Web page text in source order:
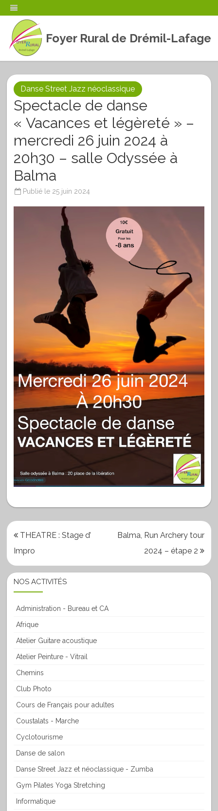
Foyer Rural de Drémil-Lafage
Skip
content
Danse Street Jazz néoclassique
Spectacle de danse
« Vacances et légèreté » –
mercredi 26 juin 2024 à
20h30 – salle Odyssée à
Balma
Publié le 25 juin 2024
Navigation
de
l’article
THEATRE : Stage d’
Impro
Balma, Run Archery tour
2024 – étape 2
NOS ACTIVITÉS
Administration - Bureau et CA
Afrique
Atelier Guitare acoustique
Atelier Peinture - Vitrail
Chemins
Club Photo
Cours de Français pour adultes
Coustalats - Marche
Cyclotourisme
Danse de salon
Danse Street Jazz et néoclassique - Zumba
Gym Pilates Yoga Stretching
Informatique